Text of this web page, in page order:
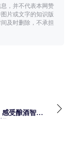
，并不代表本网赞
片或文字的知识版
及时删除，不承担
感受酿酒智慧